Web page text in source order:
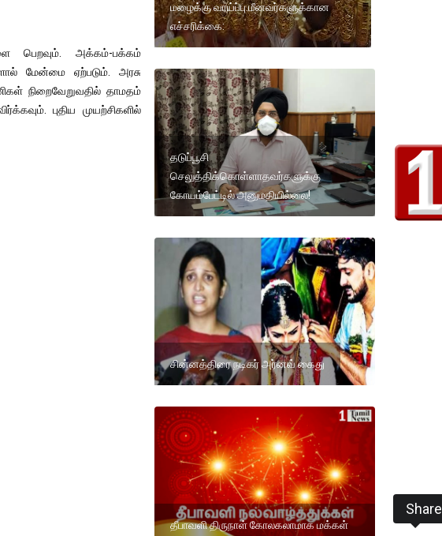
பெறவும். அக்கம்-பக்கம்
மேன்மை ஏற்படும். அரசு
நிறைவேறுவதில் தாமதம்
புதிய முயற்சிகளில்
மழைக்கு வாய்ப்பு.மீனவர்களுக்கான
எச்சரிக்கை:
தடுப்பூசி
செலுத்திக்கொள்ளாதவர்களுக்கு
கோயம்பேட்டில் அனுமதியில்லை!
சின்னத்திரை நடிகர் அர்னவ் கைது
தீபாவளி திருநாள் கோலகலாமாக மக்கள்
Share